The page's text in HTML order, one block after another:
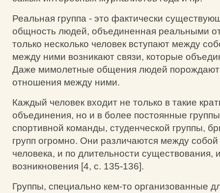
Реальная группа - это фактически
общность людей, объединенная реальными
только несколько человек вступают между
между ними возникают связи, которые
Даже мимолетные общения людей
отношения между ними.
Каждый человек входит не только в такие
объединения, но и в более постоянные
спортивной команды, студенческой группы,
групп огромно. Они различаются между
человека, и по длительности существования,
возникновения [4, c. 135-136].
Группы, специально кем-то организованные